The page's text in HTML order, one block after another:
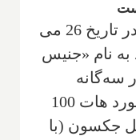
خواننده رپ تورنتویی، دریک، در تاریخ 26 می
به نام «جنیس
سه‌گانه
آلبوم‌هایش در صدر جدول بیلبورد هات 100
جکسون (با